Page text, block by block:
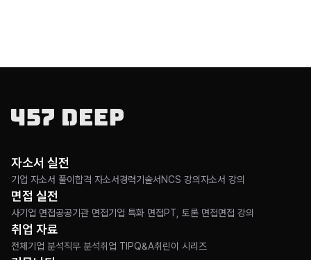
https://www.ex.co.kr/site/com/
자소서 실전
기업 자소서 풀이 합격 자소서경력기술서 NCS 강의자소서 강의
면접 실전
사기업 면접공공기관 면접기업 특화 면접PT, 토론 면접면접 강의
취업 자료
전체 기업 분석직무 분석취업 TIPQ&A취린이 시리즈